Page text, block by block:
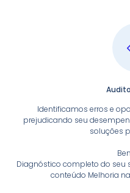
Identificamos erros e
prejudicando seu
soluções
Diagnóstico completo do seu
conteúdo Melhoria